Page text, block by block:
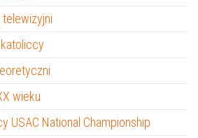
wieku
USAC National Championship